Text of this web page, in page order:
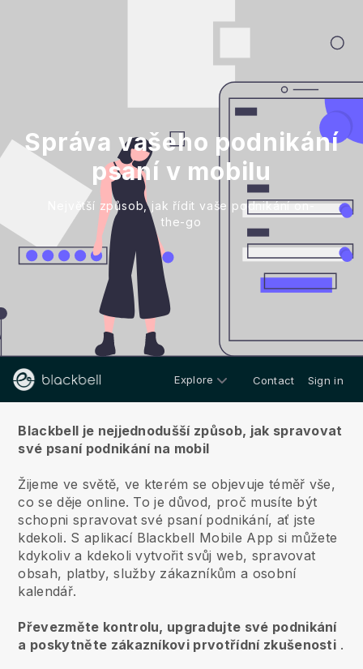
Správa vašeho podnikání
psaní v mobilu
Největší způsob, jak řídit vaše podnikání on-
the-go
Explore Contact Sign in
Blackbell je nejjednodušší způsob, jak spravovat
své psaní podnikání na mobil
Žijeme ve světě, ve kterém se objevuje téměř vše,
co se děje online. To je důvod, proč musíte být
schopni spravovat své psaní podnikání, ať jste
kdekoli. S aplikací Blackbell Mobile App si můžete
kdykoliv a kdekoli vytvořit svůj web, spravovat
obsah, platby, služby zákazníkům a osobní
kalendář.
Převezměte kontrolu, upgradujte své podnikání
a poskytněte zákazníkovi prvotřídní zkušenosti .